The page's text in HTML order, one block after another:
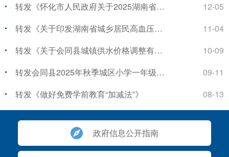
转发《怀化市人民政府关于2025湖南省足球联赛期间临时...
12-05
转发《关于印发湖南省城乡居民高血压糖尿病门诊用药范...
11-04
转发《关于会同县城镇供水价格调整有关事项的通知》
10-09
转发会同县2025年秋季城区小学一年级补报资料审核情况...
09-11
转发《做好免费学前教育“加减法”》
08-13
政府信息公开指南